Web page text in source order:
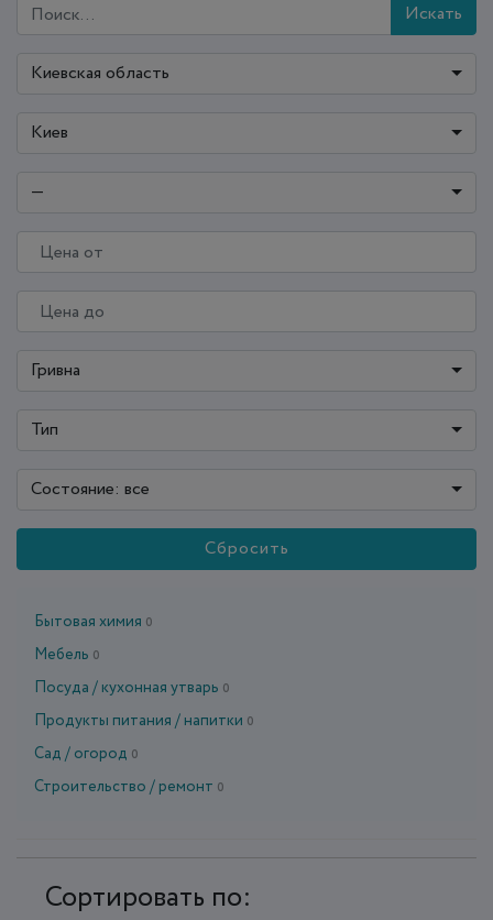
Искать
Киевская область
Киев
—
Гривна
Тип
Состояние: все
Сбросить
Бытовая химия 0
Мебель 0
Посуда / кухонная утварь 0
Продукты питания / напитки 0
Сад / огород 0
Строительство / ремонт 0
Сортировать по: